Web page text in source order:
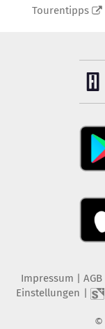
Tourentipps
Impressum AGB
Einstellungen
©